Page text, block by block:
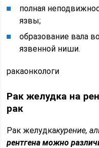
полная
язвы;
образование вала
язвенной ниши.
ракаонкологи
Рак желудка на
рак
Рак желудкакурение,
рентгена можно